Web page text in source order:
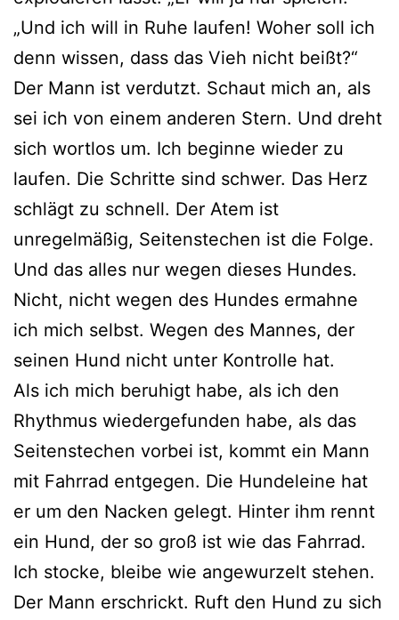
„Und ich will in Ruhe laufen! Woher soll ich
denn wissen, dass das Vieh nicht beißt?“
Der Mann ist verdutzt. Schaut mich an, als
sei ich von einem anderen Stern. Und dreht
sich wortlos um. Ich beginne wieder zu
laufen. Die Schritte sind schwer. Das Herz
schlägt zu schnell. Der Atem ist
unregelmäßig, Seitenstechen ist die Folge.
Und das alles nur wegen dieses Hundes.
Nicht, nicht wegen des Hundes ermahne
ich mich selbst. Wegen des Mannes, der
seinen Hund nicht unter Kontrolle hat.
Als ich mich beruhigt habe, als ich den
Rhythmus wiedergefunden habe, als das
Seitenstechen vorbei ist, kommt ein Mann
mit Fahrrad entgegen. Die Hundeleine hat
er um den Nacken gelegt. Hinter ihm rennt
ein Hund, der so groß ist wie das Fahrrad.
Ich stocke, bleibe wie angewurzelt stehen.
Der Mann erschrickt. Ruft den Hund zu sich